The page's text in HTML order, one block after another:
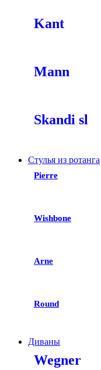
Kant
Mann
Skandi sl
Стулья из ротанга
Pierre
Wishbone
Arne
Round
Диваны
Wegner